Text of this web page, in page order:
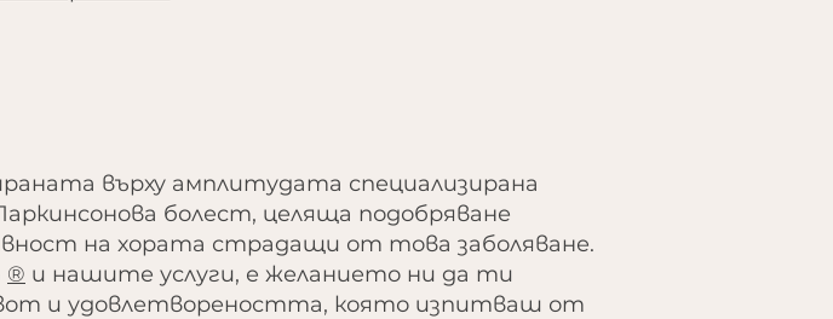
върху амплитудата специализирана
болест, целяща подобряване
на хората страдащи от това заболяване.
® и нашите услуги, е желанието ни да ти
и удовлетвореността, която изпитваш от